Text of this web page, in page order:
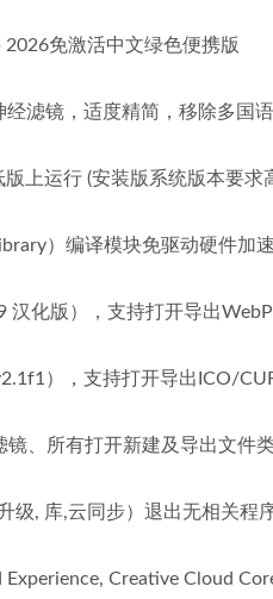
免激活中文绿色便携版
滤镜，适度精简，移除多国
上运行 (安装版系统版本要求
）编译模块免驱动硬件加速
汉化版），支持打开导出
），支持打开导出ICO/
、所有打开新建及导出文件
级, 库,云同步）退出无相关程
Creative Cloud